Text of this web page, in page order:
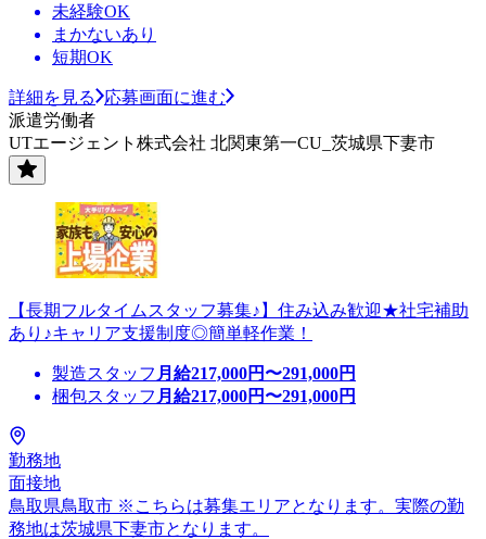
未経験OK
まかないあり
短期OK
詳細を見る
応募画面に進む
派遣労働者
UTエージェント株式会社 北関東第一CU_茨城県下妻市
【長期フルタイムスタッフ募集♪】住み込み歓迎★社宅補助
あり♪キャリア支援制度◎簡単軽作業！
製造スタッフ 月給217,000円〜291,000円
梱包スタッフ 月給217,000円〜291,000円
勤務地
面接地
鳥取県鳥取市 ※こちらは募集エリアとなります。実際の勤
務地は茨城県下妻市となります。